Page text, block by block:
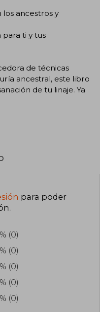
los ancestros y
para ti y tus
de técnicas
ancestral, este libro
de tu linaje. Ya
para poder
.
(0)
(0)
(0)
(0)
(0)